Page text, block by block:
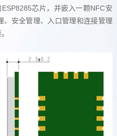
芯片，并嵌入一颗NFC安
安全管理、入口管理和连接管理